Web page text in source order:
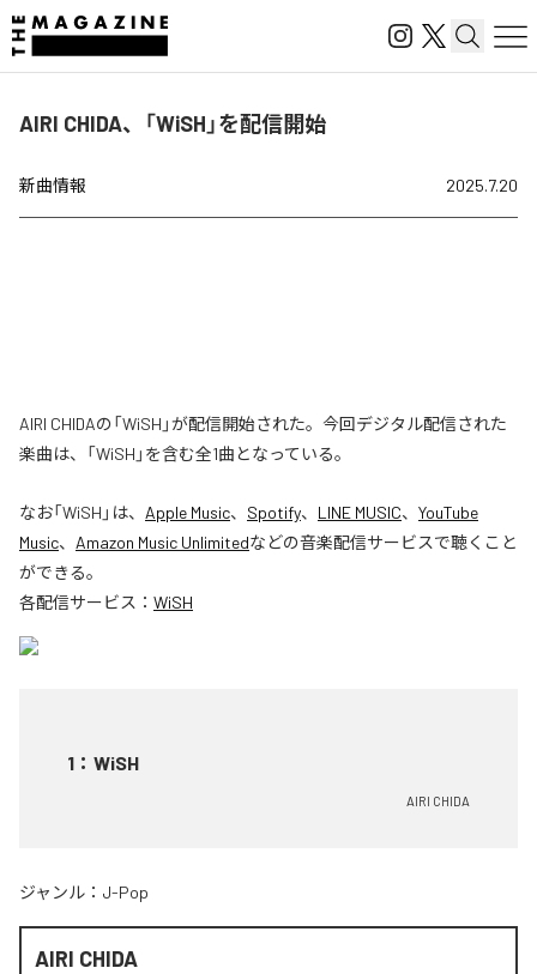
AIRI CHIDA、「WiSH」を配信開始
新曲情報 2025.7.20
AIRI CHIDAの「WiSH」が配信開始された。今回デジタル配信された
楽曲は、「WiSH」を含む全1曲となっている。
なお「WiSH 」は、 Apple Music、 Spotify、 LINE MUSIC、 YouTube
Music、 Amazon Music Unlimitedなどの音楽配信サービスで聴くこと
ができる。
各配信サービス： WiSH
1 ： WiSH
AIRI CHIDA
ジャンル： J-Pop
AIRI CHIDA